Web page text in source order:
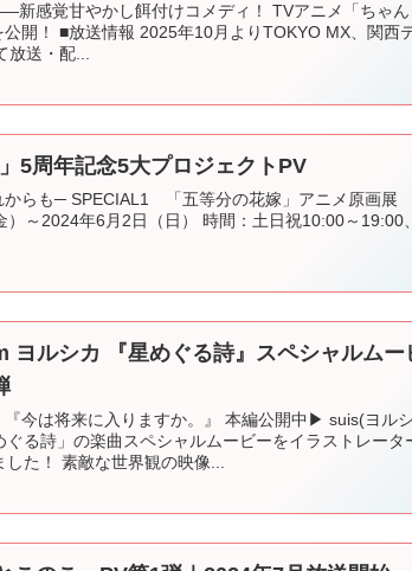
新感覚甘やかし餌付けコメディ！ TVアニメ「ちゃん
開！ ■放送情報 2025年10月よりTOKYO MX、関西
放送・配...
5周年記念5大プロジェクトPV
からも─ SPECIAL1 「五等分の花嫁」アニメ原画展
～2024年6月2日（日） 時間：土日祝10:00～19:00
ヨルシカ​ 『星めぐる詩』スペシャルムー
今は将来に入りますか。』 本編公開中▶︎ suis(ヨル
る詩」の楽曲スペシャルムービーをイラストレータ
た！ 素敵な世界観の映像...